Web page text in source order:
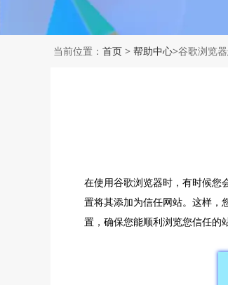
当前位置： 首页 > 帮助中心>谷歌浏览
在使用谷歌浏览器时，有时候您
置将其添加为信任网站。这样，
置，确保您能顺利浏览您信任的